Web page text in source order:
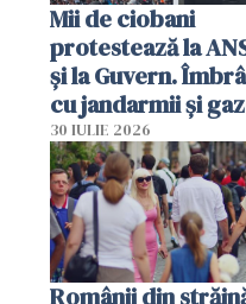
Mii de ciobani
protestează la
și la Guvern.
cu jandarmii și
lacrimogene
30 IULIE 2026
Românii din